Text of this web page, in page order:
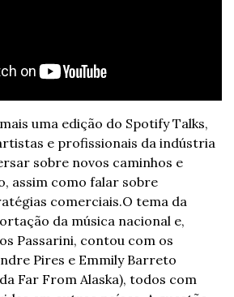
uma edição do Spotify Talks,
e profissionais da indústria
sobre novos caminhos e
assim como falar sobre
comerciais.O tema da
da música nacional e,
Passarini, contou com os
Pires e Emmily Barreto
Far From Alaska), todos com